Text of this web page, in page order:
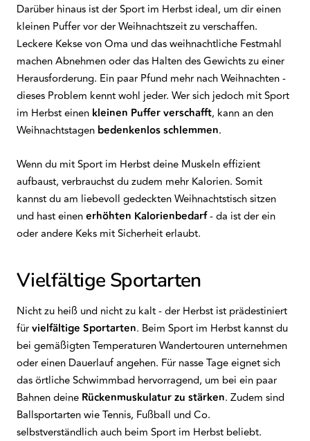
Darüber hinaus ist der Sport im Herbst ideal, um dir einen
kleinen Puffer vor der Weihnachtszeit zu verschaffen.
Leckere Kekse von Oma und das weihnachtliche Festmahl
machen Abnehmen oder das Halten des Gewichts zu einer
Herausforderung. Ein paar Pfund mehr nach Weihnachten -
dieses Problem kennt wohl jeder. Wer sich jedoch mit Sport
im Herbst einen kleinen Puffer verschafft, kann an den
Weihnachtstagen bedenkenlos schlemmen.
Wenn du mit Sport im Herbst deine Muskeln effizient
aufbaust, verbrauchst du zudem mehr Kalorien. Somit
kannst du am liebevoll gedeckten Weihnachtstisch sitzen
und hast einenerhöhten Kalorienbedarf- da ist der ein
oder andere Keks mit Sicherheit erlaubt.
Vielfältige Sportarten
Nicht zu heiß und nicht zu kalt - der Herbst ist prädestiniert
fürvielfältige Sportarten. Beim Sport im Herbst kannst du
bei gemäßigten Temperaturen Wandertouren unternehmen
oder einen Dauerlauf angehen. Für nasse Tage eignet sich
das örtliche Schwimmbad hervorragend, um bei ein paar
Bahnen deine Rückenmuskulatur zu stärken. Zudem sind
Ballsportarten wie Tennis, Fußball und Co.
selbstverständlich auch beim Sport im Herbst beliebt.